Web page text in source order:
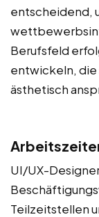
entscheidend,
Berufsfeld
entwickeln, die
ästhetisch
UI/UX-
Teilzeitstellen